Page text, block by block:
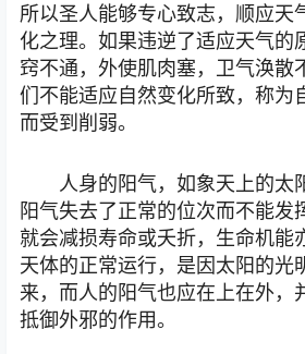
所以圣人能够专心致志，顺应天
化之理。如果违逆了适应天气的
窍不通，外使肌肉塞，卫气涣散
们不能适应自然变化所致，称为
而受到削弱。
人身的阳气，如象天上的太
阳气失去了正常的位次而不能发
就会减损寿命或夭折，生命机能
天体的正常运行，是因太阳的光
来，而人的阳气也应在上在外，
抵御外邪的作用。